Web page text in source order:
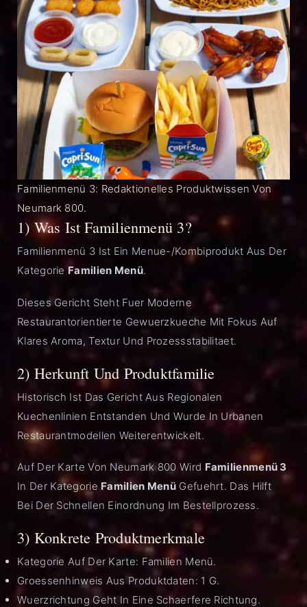
Familienmenü 3: Redaktionelles Produktwissen Von
Neumark 800.
1) Was Ist Familienmenü 3?
Familienmenü 3 Ist Ein Menue-/Kombiprodukt Aus Der
KategorieFamilien Menü.
Dieses Gericht Steht Fuer Moderne
Restaurantorientierte Gewuerzkueche Mit Fokus Auf
Klares Aroma, Textur Und Prozessstabilitaet.
2) Herkunft Und Produktfamilie
Historisch Ist Das Gericht Aus Regionalen
Kuechenlinien Entstanden Und Wurde In Urbanen
Restaurantmodellen Weiterentwickelt.
Auf Der Karte Von Neumark 800 Wird Familienmenü 3
In Der Kategorie Familien Menü Gefuehrt. Das Hilft
Bei Der Schnellen Einordnung Im Bestellprozess.
3) Konkrete Produktmerkmale
Kategorie Auf Der Karte: Familien Menü.
Groessenhinweis Aus Produktdaten: 1 G.
Wuerzrichtung Geht In Eine Schaerfere Richtung.